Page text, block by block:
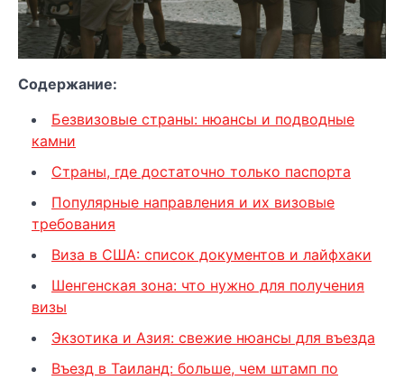
Содержание:
Безвизовые страны: нюансы и подводные
камни
Страны, где достаточно только паспорта
Популярные направления и их визовые
требования
Виза в США: список документов и лайфхаки
Шенгенская зона: что нужно для получения
визы
Экзотика и Азия: свежие нюансы для въезда
Въезд в Таиланд: больше, чем штамп по